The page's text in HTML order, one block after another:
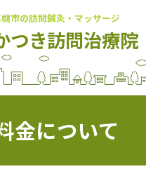
市の訪問鍼灸・マッサージ
つき訪問治療院
金について